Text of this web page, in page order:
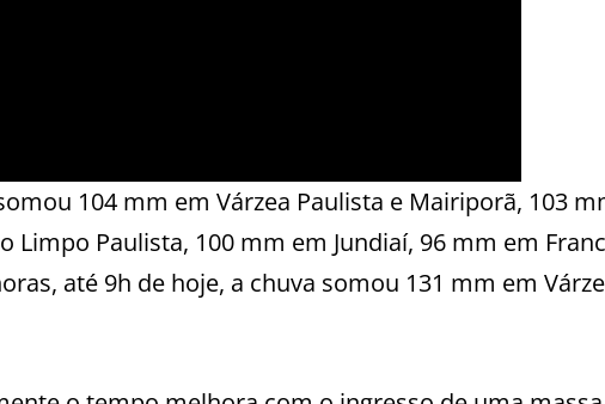
104 mm em Várzea Paulista e Mairiporã, 103
Limpo Paulista, 100 mm em Jundiaí, 96 mm em
até 9h de hoje, a chuva somou 131 mm em